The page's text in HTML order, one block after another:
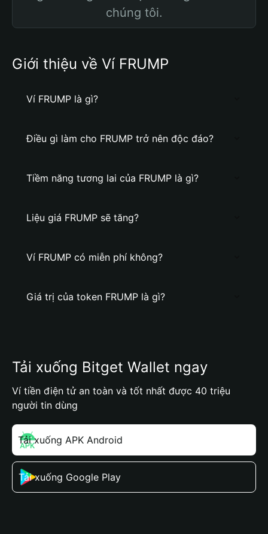
chúng tôi.
Giới thiệu về Ví FRUMP
Ví FRUMP là gì?
Điều gì làm cho FRUMP trở nên độc đáo?
Tiềm năng tương lai của FRUMP là gì?
Liệu giá FRUMP sẽ tăng?
Ví FRUMP có miễn phí không?
Giá trị của token FRUMP là gì?
Tải xuống Bitget Wallet ngay
Ví tiền điện tử an toàn và tốt nhất được 40 triệu
người tin dùng
Tải xuống APK Android
Tải xuống Google Play